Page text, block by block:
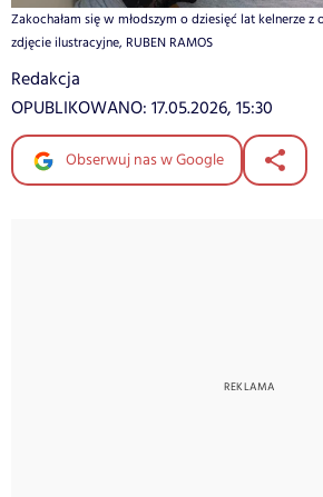
Zakochałam się w młodszym o dziesięć lat kelnerze z
zdjęcie ilustracyjne, RUBEN RAMOS
Redakcja
OPUBLIKOWANO: 17.05.2026, 15:30
Obserwuj nas w Google